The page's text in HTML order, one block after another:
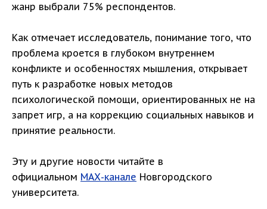
жанр выбрали 75% респондентов.
Как отмечает исследователь, понимание того, что
проблема кроется в глубоком внутреннем
конфликте и особенностях мышления, открывает
путь к разработке новых методов
психологической помощи, ориентированных не на
запрет игр, а на коррекцию социальных навыков и
принятие реальности.
Эту и другие новости читайте в
официальном МАХ-канале Новгородского
университета.